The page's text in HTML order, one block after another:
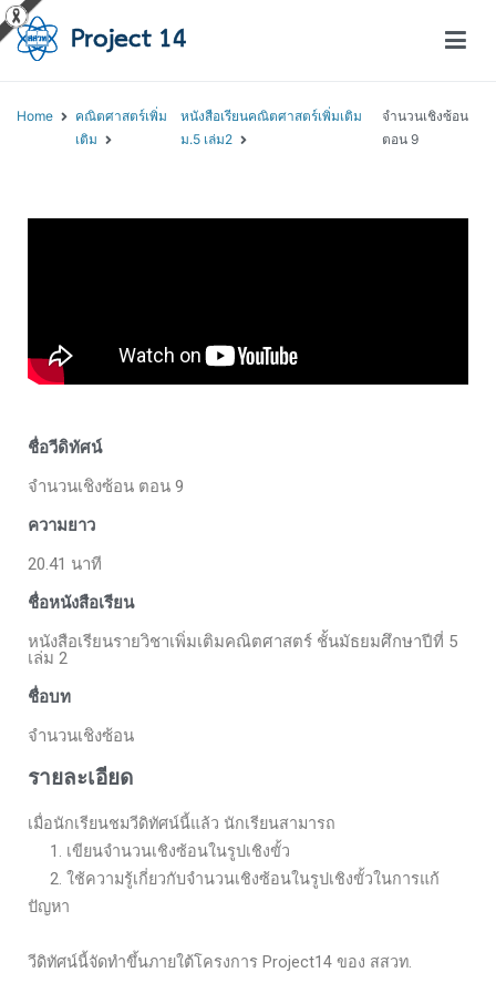
Home
คณิตศาสตร์เพิ่ม
เติม
หนังสือเรียนคณิตศาสตร์เพิ่มเติม
ม.5 เล่ม2
จำนวนเชิงซ้อน
ตอน 9
ชื่อวีดิทัศน์
จำนวนเชิงซ้อน ตอน 9
ความยาว
20.41 นาที
ชื่อหนังสือเรียน
หนังสือเรียนรายวิชาเพิ่มเติมคณิตศาสตร์ ชั้นมัธยมศึกษาปีที่ 5
เล่ม 2
ชื่อบท
จำนวนเชิงซ้อน
รายละเอียด
เมื่อนักเรียนชมวีดิทัศน์นี้แล้ว นักเรียนสามารถ
1. เขียนจำนวนเชิงซ้อนในรูปเชิงขั้ว
2. ใช้ความรู้เกี่ยวกับจำนวนเชิงซ้อนในรูปเชิงขั้วในการแก้
ปัญหา
วีดิทัศน์นี้จัดทำขึ้นภายใต้โครงการ Project14 ของ สสวท.